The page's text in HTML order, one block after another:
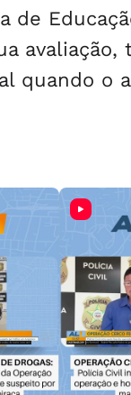
de
avaliação,
quando o